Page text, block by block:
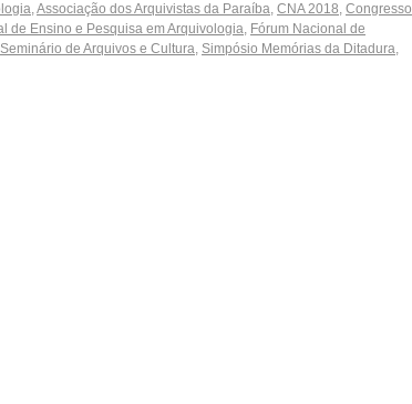
,Associação dos Arquivistas da Paraíba, CNA 2018, Congresso
de Ensino e Pesquisa em Arquivologia, Fórum Nacional de
Seminário de Arquivos e Cultura, Simpósio Memórias da Ditadura,